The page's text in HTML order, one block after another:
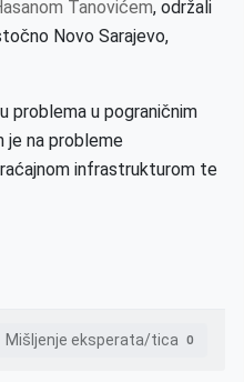
Tanovićem, održali
Novo Sarajevo,
problema u pograničnim
je na probleme
infrastrukturom te
Mišljenje eksperata/tica 0